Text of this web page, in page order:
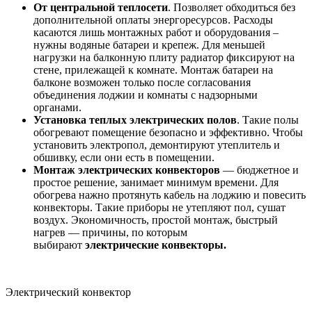
От центральной теплосети. Позволяет обходиться без
дополнительной оплаты энергоресурсов. Расходы
касаются лишь монтажных работ и оборудования –
нужны водяные батареи и крепеж. Для меньшей
нагрузки на балконную плиту радиатор фиксируют на
стене, прилежащей к комнате. Монтаж батареи на
балконе возможен только после согласования
объединения лоджии и комнаты с надзорными
органами.
Установка теплых электрических полов. Такие полы
обогревают помещение безопасно и эффективно. Чтобы
установить электропол, демонтируют утеплитель и
обшивку, если они есть в помещении.
Монтаж электрических конвекторов — бюджетное и
простое решение, занимает минимум времени. Для
обогрева нажно протянуть кабель на лоджию и повесить
конвекторы. Такие приборы не утепляют пол, сушат
воздух. Экономичность, простой монтаж, быстрый
нагрев — причины, по которым
выбирают электрические конвекторы.
Электрический конвектор